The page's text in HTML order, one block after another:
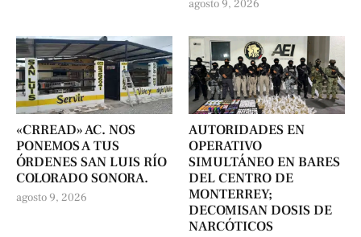
agosto 9, 2026
«CRREAD» AC. NOS
PONEMOS A TUS
ÓRDENES SAN LUIS RÍO
COLORADO SONORA.
agosto 9, 2026
AUTORIDADES EN
OPERATIVO
SIMULTÁNEO EN BARES
DEL CENTRO DE
MONTERREY;
DECOMISAN DOSIS DE
NARCÓTICOS